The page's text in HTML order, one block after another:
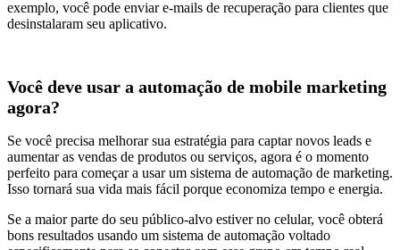
exemplo, você pode enviar e-mails de recuperação para clientes que
desinstalaram seu aplicativo.
Você deve usar a automação de mobile marketing
agora?
Se você precisa melhorar sua estratégia para captar novos leads e
aumentar as vendas de produtos ou serviços, agora é o momento
perfeito para começar a usar um sistema de automação de marketing.
Isso tornará sua vida mais fácil porque economiza tempo e energia.
Se a maior parte do seu público-alvo estiver no celular, você obterá
bons resultados usando um sistema de automação voltado